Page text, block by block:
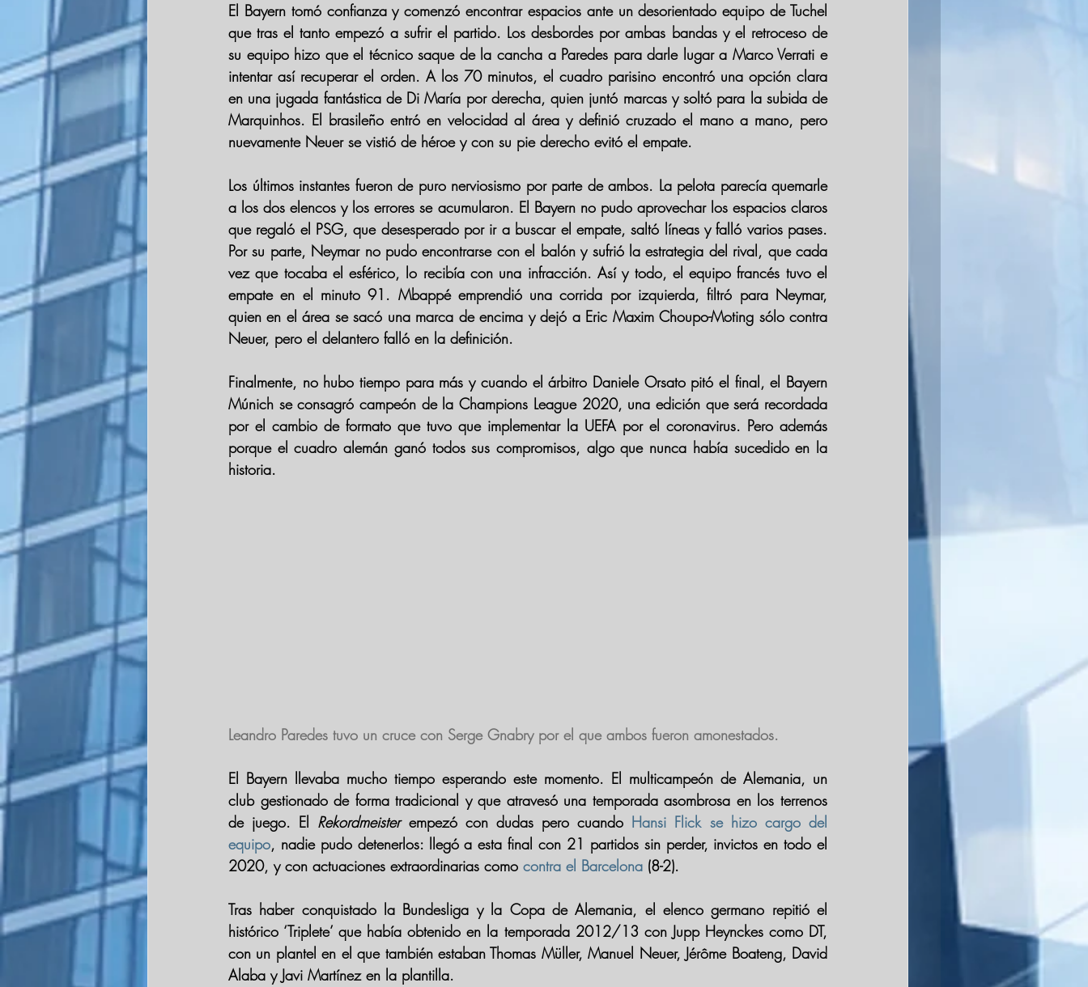
El Bayern tomó confianza y comenzó encontrar espacios ante un desorientado equipo de
que tras el tanto empezó a sufrir el partido. Los desbordes por ambas bandas y el retroceso de
su equipo hizo que el técnico saque de la cancha a Paredes para darle lugar a Marco Verrati e
intentar así recuperar el orden. A los 70 minutos, el cuadro parisino encontró una opción clara
en una jugada fantástica de Di María
por derecha, quien juntó marcas y soltó para la subida de
Marquinhos. El brasileño entró en velocidad al área y definió cruzado el mano a mano, pero
nuevamente Neuer se vistió de héroe y con su pie derecho evitó el empate.
Los últimos instantes fueron de puro nerviosismo por parte de ambos. La pelota parecía quemarle
a los dos elencos y los errores se acumularon. El Bayern no pudo aprovechar los espacios claros
que regaló el PSG, que desesperado por ir a buscar el empate, saltó líneas y falló varios pases.
Por su parte, Neymar no pudo encontrarse con el balón y sufrió la estrategia del rival, que cada
vez que tocaba el esférico, lo recibía con una infracción. Así y todo, el equipo francés tuvo el
empate en el minuto 91. Mbappé emprendió una corrida por izquierda, filtró para Neymar,
quien en el área se sacó una marca de encima y dejó a Eric Maxim Choupo-Moting
Neuer, pero el delantero falló en la definición.
Finalmente, no hubo tiempo para más y cuando el árbitro Daniele Orsato pitó el final, el Bayern
Múnich se consagró campeón de la Champions League 2020, una edición que será recordada
por el cambio de formato que tuvo que implementar la UEFA por el coronavirus. Pero además
porque el cuadro alemán ganó todos sus compromisos, algo que nunca había sucedido en la
historia.
Leandro Paredes tuvo un cruce con Serge Gnabry por el que ambos fueron amonestados.
El Bayern llevaba mucho tiempo esperando este momento. El multicampeón de Alemania, un
club gestionado de forma tradicional y que atravesó una temporada asombrosa en los terrenos
de juego. El Rekordmeister empezó con dudas pero cuando Hansi Flick se hizo cargo del
equipo, nadie pudo detenerlos: llegó a esta final con 21 partidos sin perder
2020, y con actuaciones extraordinarias como contra el Barcelona (8-2).
Tras haber conquistado la Bundesliga y la Copa de Alemania, el elenco germano repitió el
histórico ‘Triplete’ que había obtenido en la temporada 2012/13 con Jupp Heynckes como DT,
con un plantel en el que también estaban Thomas Müller, Manuel Neuer, Jérôme Boateng, David
Alaba y Javi Martínez en la plantilla.